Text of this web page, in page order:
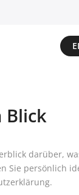
Blick
darüber,
Sie persönlich